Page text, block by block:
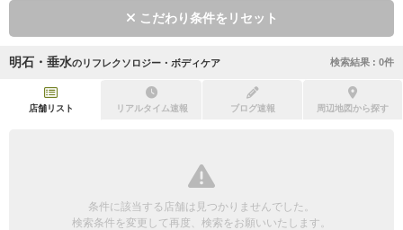
初回割引あり リピーター割引あり
団体様歓迎
こだわり条件をリセット
明石・垂水のリフレクソロジー・ボディケア 検索結果 : 0件
店舗リスト リアルタイム速報 ブログ速報 周辺地図から探す
条件に該当する店舗は見つかりませんでした。
検索条件を変更して再度、検索をお願いいたします。